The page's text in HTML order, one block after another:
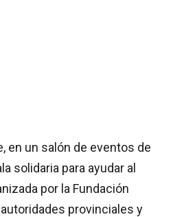
en un salón de eventos de
solidaria para ayudar al
por la Fundación
provinciales y